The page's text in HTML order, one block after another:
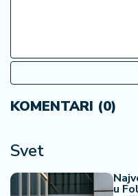
KOMENTARI (0)
Svet
u